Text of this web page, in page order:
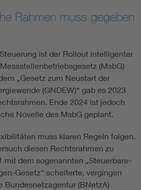
Rahmen muss gegeben
ist der Rollout intelligenter
(MsbG)
„Gesetz zum Neustart der
(GNDEW)“ gab es 2023
Ende 2024 ist jedoch
Novelle des MsbG geplant.
muss klaren Regeln folgen.
diesen Rechtsrahmen zu
mit dem sogenannten „Steuerbare-
Gesetz“ scheiterte, vergingen
Bundesnetzagentur (BNetzA)